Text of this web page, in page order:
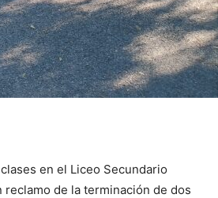
en el Liceo Secundario
de la terminación de dos